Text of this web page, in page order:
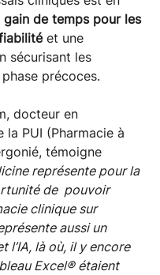
gain de temps pour les
et une
sécurisant les
précoces.
docteur en
PUI (Pharmacie à
témoigne
représente pour la
de pouvoir
clinique sur
aussi un
l’IA, là où, il y encore
Excel® étaient